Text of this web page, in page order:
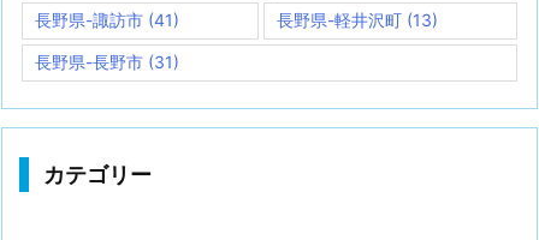
長野県-諏訪市 (41) 長野県-軽井沢町 (13)
長野県-長野市 (31)
カテゴリー